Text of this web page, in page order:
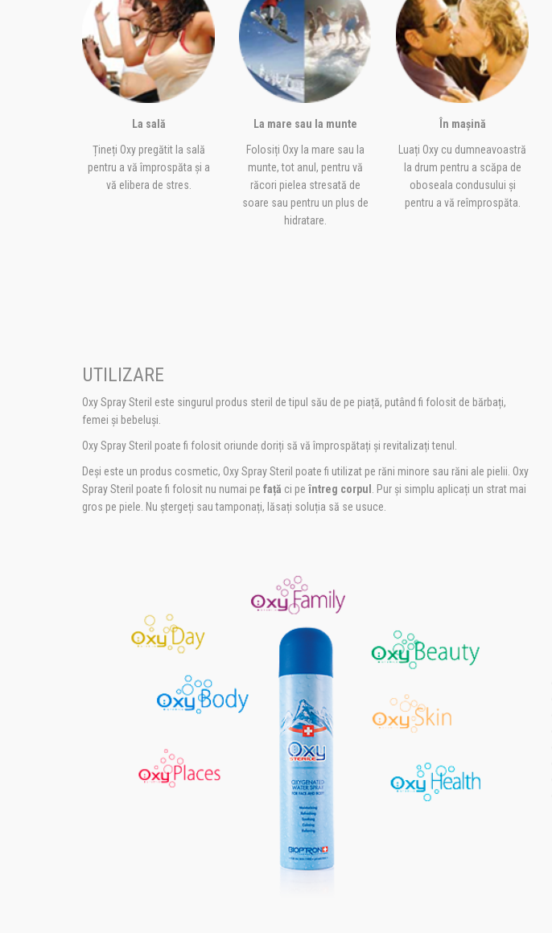
La sală
Țineți Oxy pregătit la sală
pentru a vă împrospăta și a
vă elibera de stres.
La mare sau la munte
Folosiți Oxy la mare sau la
munte, tot anul, pentru vă
răcori pielea stresată de
soare sau pentru un plus de
hidratare.
În mașină
Luați Oxy cu dumneavoastră
la drum pentru a scăpa de
oboseala condusului și
pentru a vă reîmprospăta.
UTILIZARE
Oxy Spray Steril este singurul produs steril de tipul său de pe piață, putând fi folosit de bărbați,
femei și bebeluși.
Oxy Spray Steril poate fi folosit oriunde doriți să vă împrospătați și revitalizați tenul.
Deși este un produs cosmetic, Oxy Spray Steril poate fi utilizat pe răni minore sau răni ale pielii. Oxy
Spray Steril poate fi folosit nu numai pe față ci pe întreg corpul
. Pur și simplu aplicați un strat mai
gros pe piele. Nu ștergeți sau tamponați, lăsați soluția să se usuce.